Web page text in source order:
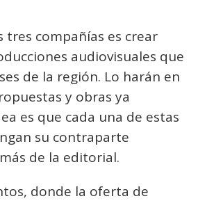
tres compañías es crear
audiovisuales que
de la región. Lo harán en
y obras ya
es que cada una de estas
su contraparte
de la editorial.
donde la oferta de